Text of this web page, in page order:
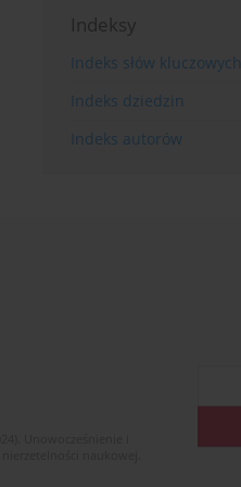
Indeksy
Indeks słów kluczowych
Indeks dziedzin
Indeks autorów